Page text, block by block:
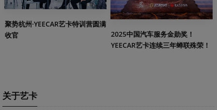
聚势杭州·YEECAR艺卡特训营圆满
收官
2025中国汽车服务金勋奖！
YEECAR艺卡连续三年蝉联殊荣！
关于艺卡